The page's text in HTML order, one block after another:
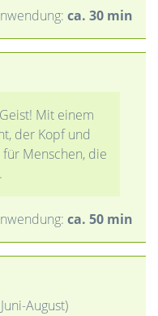
ca. 30 min
Mit einem
der Kopf und
Menschen, die
ca. 50 min
August)